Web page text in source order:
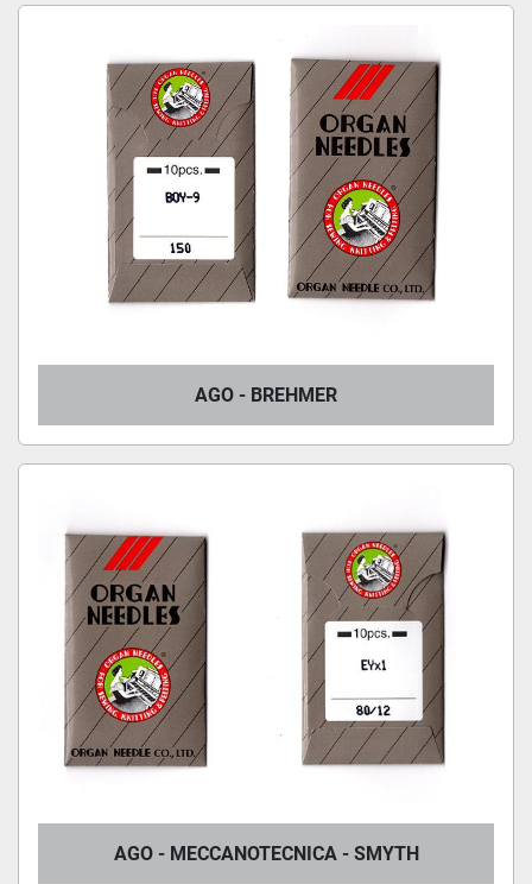
AGO - BREHMER
AGO - MECCANOTECNICA - SMYTH